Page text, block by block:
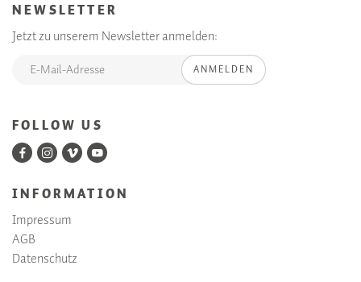
NEWSLETTER
Jetzt zu unserem Newsletter anmelden:
ANMELDEN
FOLLOW US
INFORMATION
Impressum
AGB
Datenschutz